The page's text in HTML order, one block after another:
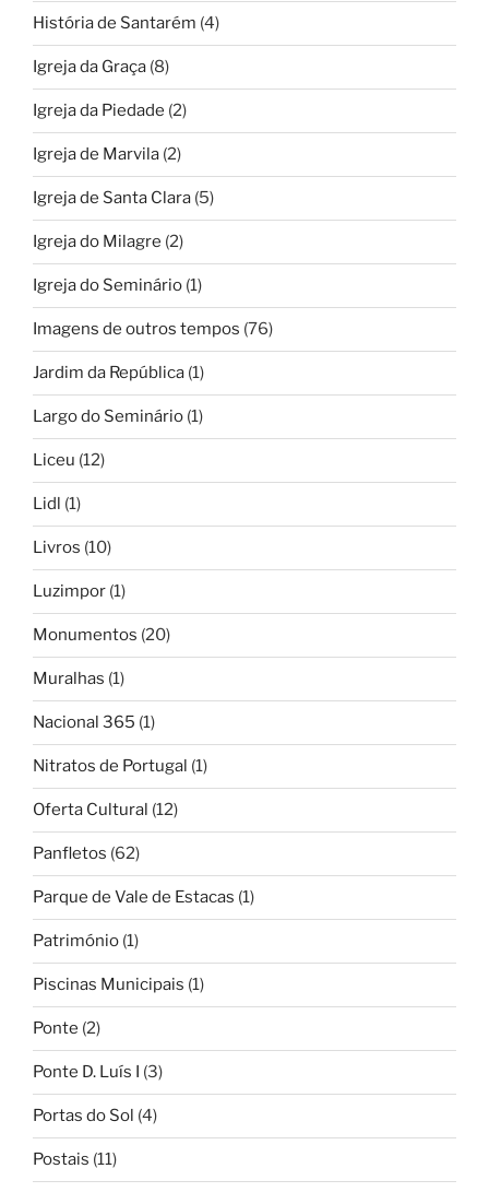
História de Santarém (4)
Igreja da Graça (8)
Igreja da Piedade (2)
Igreja de Marvila (2)
Igreja de Santa Clara (5)
Igreja do Milagre (2)
Igreja do Seminário (1)
Imagens de outros tempos (76)
Jardim da República (1)
Largo do Seminário (1)
Liceu (12)
Lidl (1)
Livros (10)
Luzimpor (1)
Monumentos (20)
Muralhas (1)
Nacional 365 (1)
Nitratos de Portugal (1)
Oferta Cultural (12)
Panfletos (62)
Parque de Vale de Estacas (1)
Património (1)
Piscinas Municipais (1)
Ponte (2)
Ponte D. Luís I (3)
Portas do Sol (4)
Postais (11)